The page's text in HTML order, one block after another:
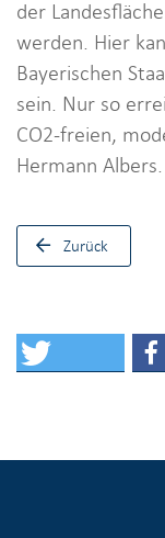
der
werden. Hier
Bayerischen
sein. Nur so
CO2-freien,
Hermann Albers.
Zurück